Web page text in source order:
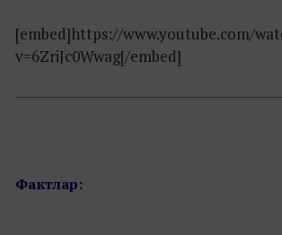
[embed]https://www.youtube.com/
v=6ZriJc0Wwag[/embed]
Фактлар: